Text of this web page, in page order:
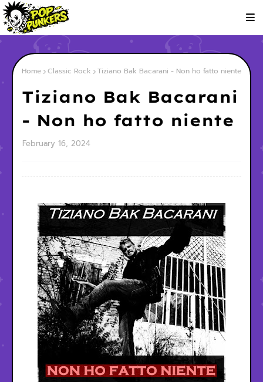
Home Classic Rock Tiziano Bak Bacarani - Non ho fatto niente
Tiziano Bak Bacarani
- Non ho fatto niente
February 16, 2024